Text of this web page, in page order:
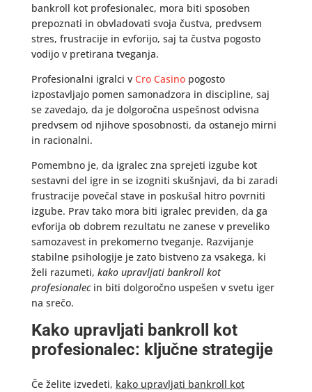
bankroll kot profesionalec, mora biti sposoben
prepoznati in obvladovati svoja čustva, predvsem
stres, frustracije in evforijo, saj ta čustva pogosto
vodijo v pretirana tveganja.
Profesionalni igralci v Cro Casinopogosto
izpostavljajo pomen samonadzora in discipline, saj
se zavedajo, da je dolgoročna uspešnost odvisna
predvsem od njihove sposobnosti, da ostanejo mirni
in racionalni.
Pomembno je, da igralec zna sprejeti izgube kot
sestavni del igre in se izogniti skušnjavi, da bi zaradi
frustracije povečal stave in poskušal hitro povrniti
izgube. Prav tako mora biti igralec previden, da ga
evforija ob dobrem rezultatu ne zanese v preveliko
samozavest in prekomerno tveganje. Razvijanje
stabilne psihologije je zato bistveno za vsakega, ki
želi razumeti, kako upravljati bankroll kot
profesionalecin biti dolgoročno uspešen v svetu iger
na srečo.
Kako upravljati bankroll kot
profesionalec: ključne strategije
Če želite izvedeti, kako upravljati bankroll kot